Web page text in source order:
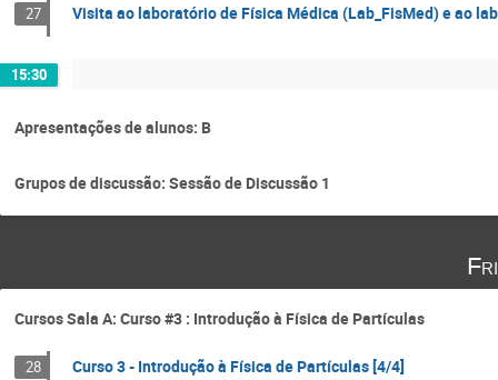
27 Visita ao laboratório de Física Médica (Lab_FisMed) e ao
15:30
Apresentações de alunos: B
Grupos de discussão: Sessão de Discussão 1
Cursos Sala A: Curso #3 : Introdução à Física de Partículas
28 Curso 3 - Introdução à Física de Partículas [4/4]